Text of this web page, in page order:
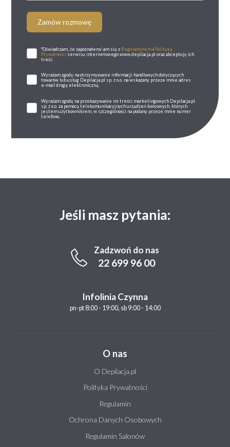
Zamów rozmowę
*Oświadczam, że zapoznałem/-am się z Regulaminemi Polityką
Prywatności serwisu internetowego www.depilacja.pl oraz akceptuję ich
treść.
Wyrażam zgodę na otrzymywanie informacji handlowych dotyczących
towarów lub usług Depilacja.pl sp. z o.o. na wskazany przeze mnie adres
e-mail drogą elektroniczną.
Wyrażam zgodę na przekazywanie mi treści marketingowych Depilacja.pl
sp. z o.o. za pomocą telekomunikacyjnych urządzeń końcowych, których
jestem użytkownikiem, w szczególności na podany przeze mnie numer
telefonu.
Jeśli masz pytania:
Zadzwoń do nas
22 699 96 00
Infolinia Czynna
pn-pt 8:00 - 19:00, sb 9:00 - 14:00
O nas
O Depilacja.pl
Polityka Prywatności
Regulamin
Ochrona Danych Osobowych
Regulamin Salonów